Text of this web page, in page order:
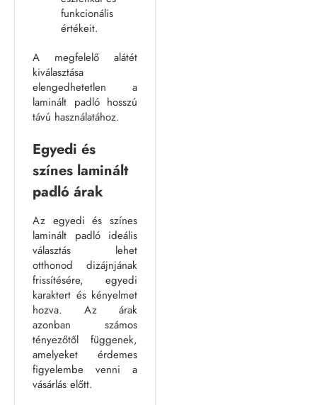
funkcionális
értékeit.
A megfelelő alátét
kiválasztása
elengedhetetlen a
laminált padló hosszú
távú használatához.
Egyedi és
színes laminált
padló árak
Az egyedi és színes
laminált padló ideális
választás lehet
otthonod dizájnjának
frissítésére, egyedi
karaktert és kényelmet
hozva. Az árak
azonban számos
tényezőtől függenek,
amelyeket érdemes
figyelembe venni a
vásárlás előtt.